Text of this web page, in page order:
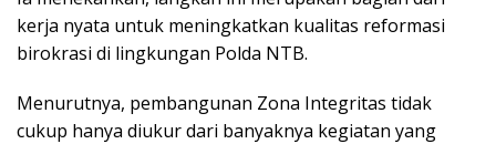
kerja nyata untuk meningkatkan kualitas reformasi
birokrasi di lingkungan Polda NTB.
Menurutnya, pembangunan Zona Integritas tidak
cukup hanya diukur dari banyaknya kegiatan yang